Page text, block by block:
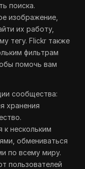
поиска.
изображение,
их работу,
тегу. Flickr также
фильтрам
помочь вам
сообщества:
хранения
к нескольким
обмениваться
по всему миру.
пользователей